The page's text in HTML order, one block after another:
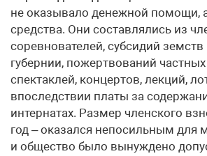
не оказывало денежной помощи,
средства. Они составлялись из
соревнователей, субсидий земств
губернии, пожертвований
спектаклей, концертов, лекций,
впоследствии платы за
интернатах. Размер членского
год – оказался непосильным для
и общество было вынуждено